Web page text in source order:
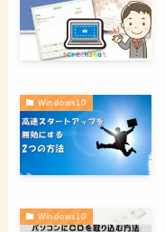
Windows10
Windows10